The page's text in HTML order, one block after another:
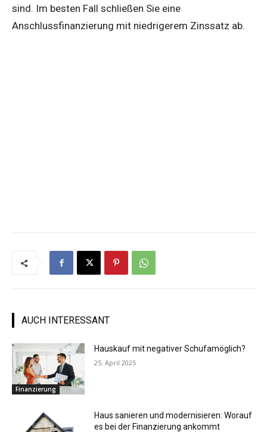
sind. Im besten Fall schließen Sie eine
Anschlussfinanzierung mit niedrigerem Zinssatz ab.
AUCH INTERESSANT
Finanzierung
Hauskauf mit negativer Schufamöglich?
25. April 2025
Haus sanieren und modernisieren: Worauf
es bei der Finanzierung ankommt